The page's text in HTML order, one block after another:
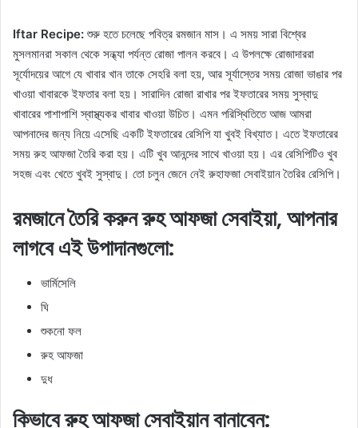
Iftar Recipe: শুরু হতে চলেছে পবিত্র রমজান মাস। এ সময় সারা বিশ্বের
মুসলমানরা সকাল থেকে সন্ধ্যা পর্যন্ত রোজা পালন করবে। এ উপলক্ষে রোজাদাররা
সূর্যোদয়ের আগে যে খাবার খান তাকে সেহরি বলা হয়, আর সূর্যাস্তের সময় রোজা ভাঙার পর
খাওয়া খাবারকে ইফতার বলা হয়। সারাদিন রোজা রাখার পর ইফতারের সময় সুস্বাদু
খাবারের পাশাপাশি স্বাস্থ্যকর খাবার খাওয়া উচিত। এমন পরিস্থিতিতে আজ আমরা
আপনাদের জন্য নিয়ে এসেছি একটি ইফতারের রেসিপি যা খুবই বিখ্যাত। এতে ইফতারের
সময় রুহ আফজা তৈরি করা হয়। এটি খুব আনন্দের সাথে খাওয়া হয়। এর রেসিপিটিও খুব
সহজ এবং খেতে খুবই সুস্বাদু। তো চলুন জেনে নেই রুহাফজা সেবাইয়ান তৈরির রেসিপি।
রমজানে তৈরি করুন রুহ আফজা সেবাইয়া, আপনার
লাগবে এই উপাদানগুলো:
ভার্মিসেলি
ঘি
শুকনো ফল
রুহ আফজা
দুধ
কিভাবে রুহ আফজা সেবাইয়ান বানাবেন: